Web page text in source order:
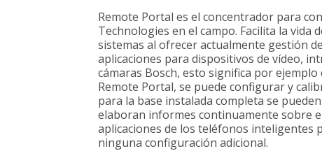
Remote Portal es el concentrador para
Technologies en el campo. Facilita la vida
sistemas al ofrecer actualmente gestión
aplicaciones para dispositivos de vídeo,
cámaras Bosch, esto significa por
Remote Portal, se puede configurar y
para la base instalada completa se
elaboran informes continuamente sobre
aplicaciones de los teléfonos inteligentes
ninguna configuración adicional.